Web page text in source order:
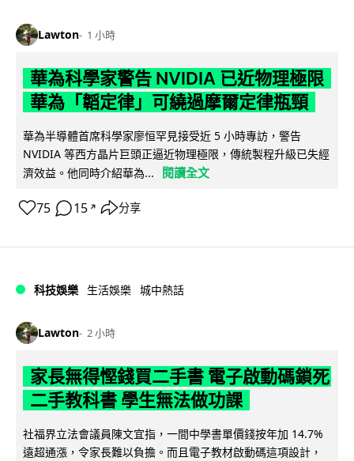
Lawton 1 小時
華為科學家警告 NVIDIA 已近物理極限
華為「韜定律」可繞過摩爾定律瓶頸
華為半導體首席科學家廖恒罕見接受近 5 小時專訪，警告
NVIDIA 等西方晶片巨頭正逼近物理極限，傳統製程升級已失經
濟效益。他同時介紹華為...
閱讀全文
75 15 ↗ 分享
科技娛樂 生活娛樂 城中熱話
Lawton 2 小時
家長無得慳錢買二手書 電子啟動碼鎖死
二手教科書 學生無法做功課
社福界立法會議員陳文宜指，一間中學書單價錢按年加 14.7%
遠超通漲，令家長難以負擔。而且電子教材啟動碼這項設計，